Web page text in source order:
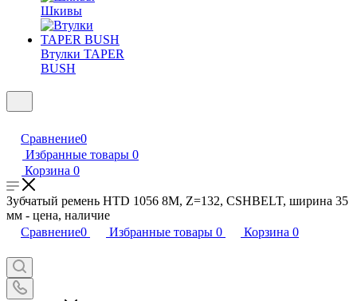
Шкивы
Втулки TAPER
BUSH
Сравнение0
Избранные товары 0
Корзина 0
Зубчатый ремень HTD 1056 8M, Z=132, CSHBELT, ширина 35
мм - цена, наличие
Сравнение0 Избранные товары 0 Корзина 0